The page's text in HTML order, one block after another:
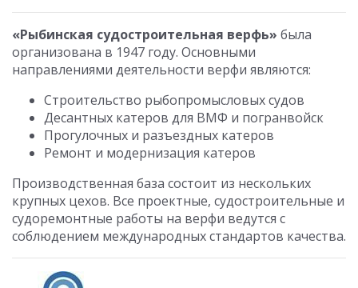
«Рыбинская судостроительная верфь» была
организована в 1947 году. Основными
направлениями деятельности верфи являются:
Строительство рыбопромысловых судов
Десантных катеров для ВМФ и погранвойск
Прогулочных и разъездных катеров
Ремонт и модернизация катеров
Производственная база состоит из нескольких
крупных цехов. Все проектные, судостроительные и
судоремонтные работы на верфи ведутся с
соблюдением международных стандартов качества.